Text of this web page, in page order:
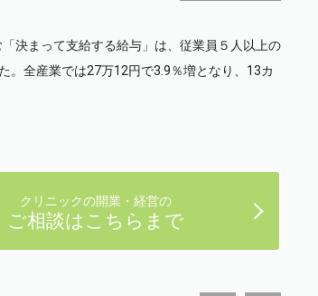
決まって支給する給与」は、従業員５人以上の
。全産業では27万12円で3.9％増となり、13カ
クリニックの開業・経営の
ご相談はこちらまで